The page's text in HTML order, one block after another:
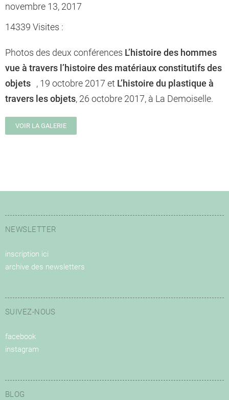
novembre 13, 2017
14339 Visites :
Photos des deux conférences L’histoire des hommes
vue à travers l’histoire des matériaux constitutifs des
objets , 19 octobre 2017 et L’histoire du plastique à
travers les objets, 26 octobre 2017, à La Demoiselle.
VOIR LA GALERIE
NEWSLETTER
inscription ici
archive des newsletters
SUIVEZ-NOUS
facebook
instagram
BLOG